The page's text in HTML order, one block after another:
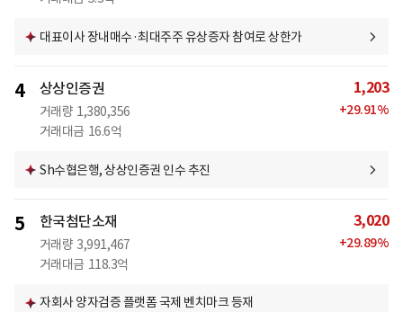
대표이사 장내매수·최대주주 유상증자 참여로 상한가
4 상상인증권
거래량 1,380,356
거래대금 16.6억
1,203
+29.91%
Sh수협은행, 상상인증권 인수 추진
5 한국첨단소재
거래량 3,991,467
거래대금 118.3억
3,020
+29.89%
자회사 양자검증 플랫폼 국제 벤치마크 등재